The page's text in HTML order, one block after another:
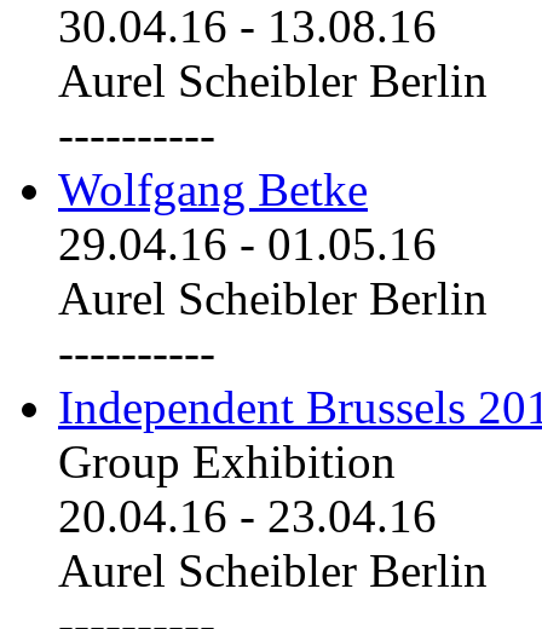
30.04.16 - 13.08.16
Aurel Scheibler Berlin
----------
Wolfgang Betke
29.04.16 - 01.05.16
Aurel Scheibler Berlin
----------
Independent Brussels
Group Exhibition
20.04.16 - 23.04.16
Aurel Scheibler Berlin